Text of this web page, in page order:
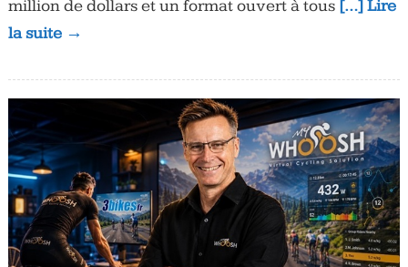
million de dollars et un format ouvert à tous […] Lire
la suite →